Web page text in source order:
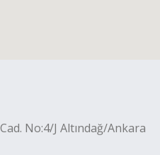
No:4/J Altındağ/Ankara